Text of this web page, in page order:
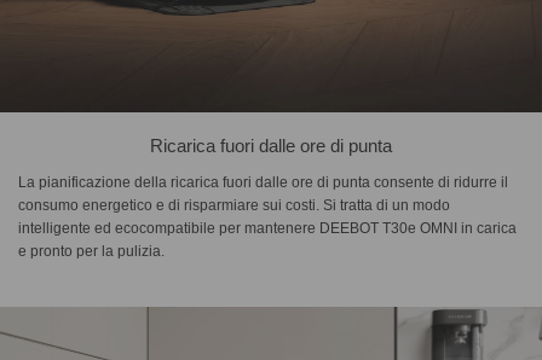
Ricarica fuori dalle ore di punta
La pianificazione della ricarica fuori dalle ore di punta consente di ridurre il
consumo energetico e di risparmiare sui costi. Si tratta di un modo
intelligente ed ecocompatibile per mantenere DEEBOT T30e OMNI in carica
e pronto per la pulizia.